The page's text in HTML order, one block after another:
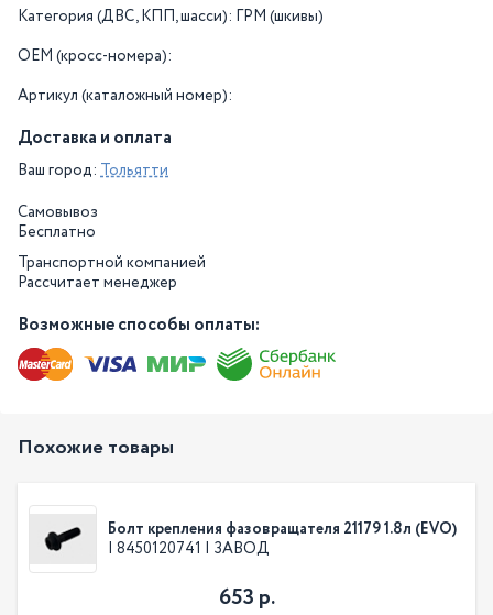
Категория (ДВС, КПП, шасси): ГРМ (шкивы)
OEM (кросс-номера):
Артикул (каталожный номер):
Доставка и оплата
Ваш город: Тольятти
Самовывоз
Бесплатно
Транспортной компанией
Рассчитает менеджер
Возможные способы оплаты:
Похожие товары
Болт крепления фазовращателя 21179 1.8л (EVO)
| 8450120741 | ЗАВОД
653 р.